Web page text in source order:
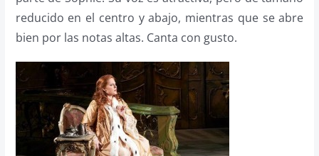
reducido en el centro y abajo, mientras que se abre
bien por las notas altas. Canta con gusto.